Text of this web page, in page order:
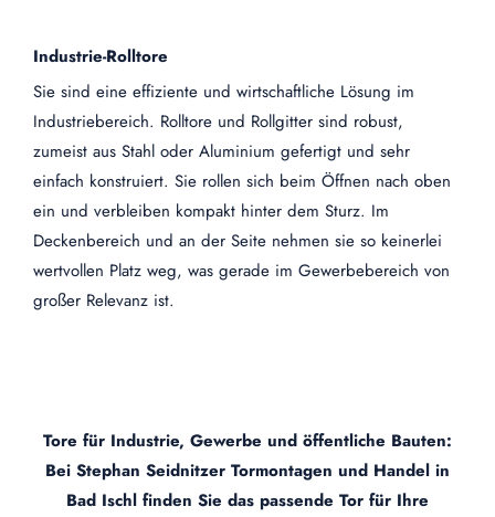
Industrie-Rolltore
Sie sind eine effiziente und wirtschaftliche Lösung im
Industriebereich. Rolltore und Rollgitter sind robust,
zumeist aus Stahl oder Aluminium gefertigt und sehr
einfach konstruiert. Sie rollen sich beim Öffnen nach oben
ein und verbleiben kompakt hinter dem Sturz. Im
Deckenbereich und an der Seite nehmen sie so keinerlei
wertvollen Platz weg, was gerade im Gewerbebereich von
großer Relevanz ist.
Tore für Industrie, Gewerbe und öffentliche Bauten:
Bei Stephan Seidnitzer Tormontagen und Handel in
Bad Ischl finden Sie das passende Tor für Ihre